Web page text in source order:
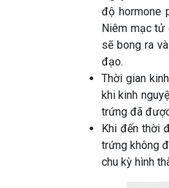
độ hormone
Niêm mạc tử
sẽ bong ra
đạo.
Thời gian
khi kinh
trứng đã
Khi đến thời
trứng không
chu kỳ hình